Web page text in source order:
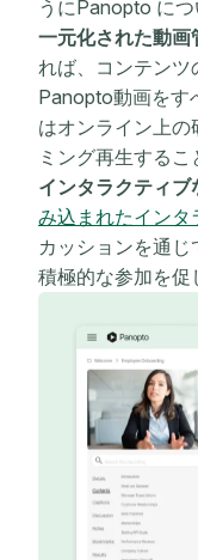
うにPanopto につ
一元化された動画
れば、コンテンツ
Panopto動画をす
はオンライン上
ミング再生するこ
インタラクティブ
み込まれたイン
カッションを通じ
積極的な参加を促